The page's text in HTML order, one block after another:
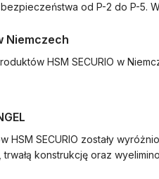
bezpieczeństwa od P-2 do P-5.
Niemczech
HSM SECURIO w
HSM SECURIO zostały
konstrukcję oraz